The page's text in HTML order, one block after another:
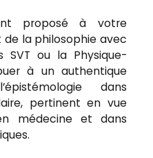
proposé à votre
la philosophie avec
SVT ou la Physique-
à un authentique
dans
pertinent en vue
médecine et dans